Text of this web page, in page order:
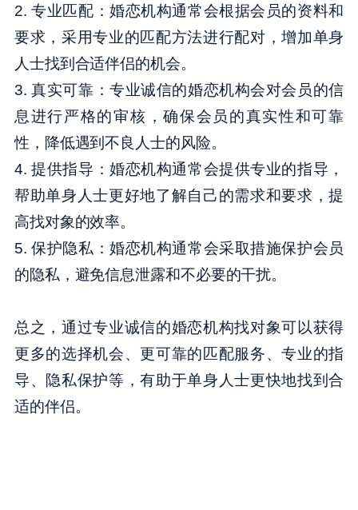
2. 专业匹配：婚恋机构通常会根据会员的资料和
要求，采用专业的匹配方法进行配对，增加单身
人士找到合适伴侣的机会。
3. 真实可靠：专业诚信的婚恋机构会对会员的信
息进行严格的审核，确保会员的真实性和可靠
性，降低遇到不良人士的风险。
4. 提供指导：婚恋机构通常会提供专业的指导，
帮助单身人士更好地了解自己的需求和要求，提
高找对象的效率。
5. 保护隐私：婚恋机构通常会采取措施保护会员
的隐私，避免信息泄露和不必要的干扰。
总之，通过专业诚信的婚恋机构找对象可以获得
更多的选择机会、更可靠的匹配服务、专业的指
导、隐私保护等，有助于单身人士更快地找到合
适的伴侣。